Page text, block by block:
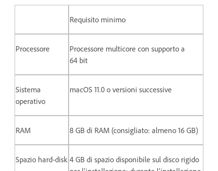
Requisito minimo
Processore
Processore multicore con supporto a
64 bit
Sistema
operativo
macOS 11.0 o versioni successive
RAM 8 GB di RAM (consigliato: almeno 16 GB)
Spazio hard-disk 4 GB di spazio disponibile sul disco rigido